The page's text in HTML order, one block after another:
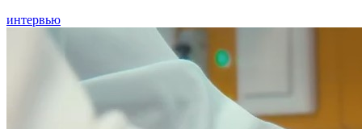
интервью